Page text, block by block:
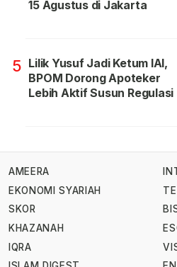
15 Agustus di Jakarta
5 Lilik Yusuf Jadi Ketum IAI,
BPOM Dorong Apoteker
Lebih Aktif Susun Regulasi
AMEERA
EKONOMI SYARIAH
SKOR
KHAZANAH
IQRA